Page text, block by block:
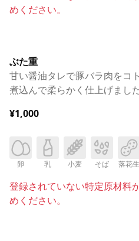
めください。
ぶた重
甘い醤油タレで豚バラ肉をコ
煮込んで柔らかく仕上げました
¥1,000
卵 乳 小麦 そば 落花生
登録されていない特定原材料
めください。